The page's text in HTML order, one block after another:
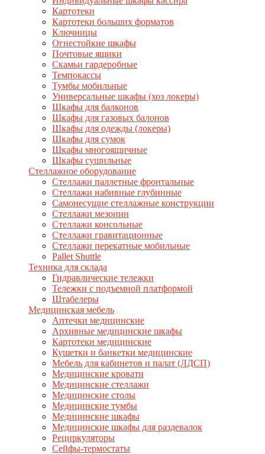
Картотеки
Картотеки больших форматов
Ключницы
Огнестойкие шкафы
Почтовые ящики
Скамьи гардеробные
Темпокассы
Тумбы мобильные
Универсальные шкафы (хоз локеры)
Шкафы для балконов
Шкафы для газовых балонов
Шкафы для одежды (локеры)
Шкафы для сумок
Шкафы многоящичные
Шкафы сушильные
Стеллажное оборудование
Стеллажи паллетные фронтальные
Стеллажи набивные глубинные
Самонесущие стеллажные конструкции
Стеллажи мезонин
Стеллажи консольные
Стеллажи гравитационные
Стеллажи перекатные мобильные
Pallet Shuttle
Техника для склада
Гидравлические тележки
Тележки с подъемной платформой
Штабелеры
Медицинская мебель
Аптечки медицинские
Архивные медицинские шкафы
Картотеки медицинские
Кушетки и банкетки медицинские
Мебель для кабинетов и палат (ЛДСП)
Медицинские кровати
Медицинские стеллажи
Медицинские столы
Медицинские тумбы
Медицинские шкафы
Медицинские шкафы для раздевалок
Рециркуляторы
Сейфы-термостаты